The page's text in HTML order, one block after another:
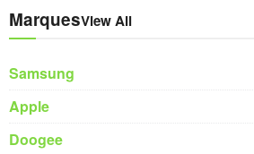
MarquesView All
Samsung
Apple
Doogee